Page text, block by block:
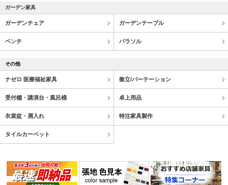
ガーデン家具
ガーデンチェア ガーデンテーブル
ベンチ パラソル
その他
ナゼロ 医療福祉家具 衝立/パーテーション
受付棚・講演台・風呂桶 卓上用品
衣裳盆・屑入れ 特注家具製作
タイルカーペット